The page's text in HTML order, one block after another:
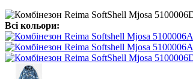
Всі кольори: